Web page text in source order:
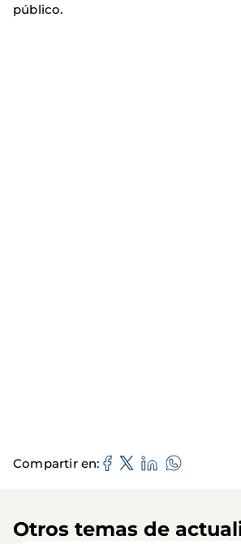
público.
Compartir en
Otros temas de